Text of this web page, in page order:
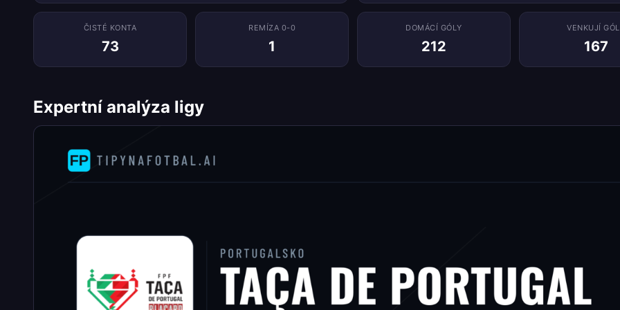
ČISTÉ KONTA
73
REMÍZA 0-0
1
DOMÁCÍ GÓLY
212
VENKUJÍ
167
Expertní analýza ligy